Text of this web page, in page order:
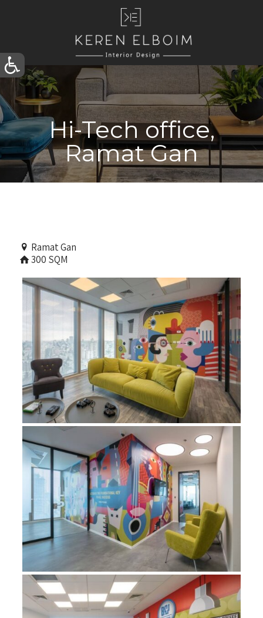
Hi-Tech office,
Ramat Gan
Ramat Gan
300 SQM